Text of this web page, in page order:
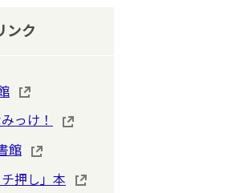
ンク
っけ！
館
押し」本